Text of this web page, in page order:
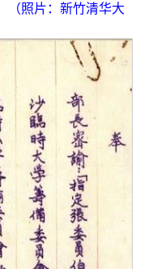
（照片：新竹清华大